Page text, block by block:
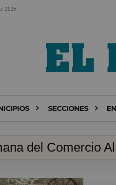
2026
SECCIONES
del Comercio